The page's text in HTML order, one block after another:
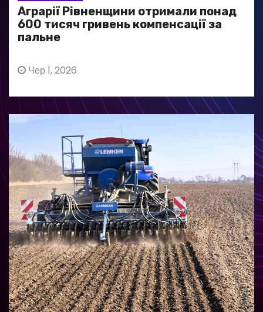
Аграрії Рівненщини отримали понад
600 тисяч гривень компенсації за
пальне
Чер 1, 2026